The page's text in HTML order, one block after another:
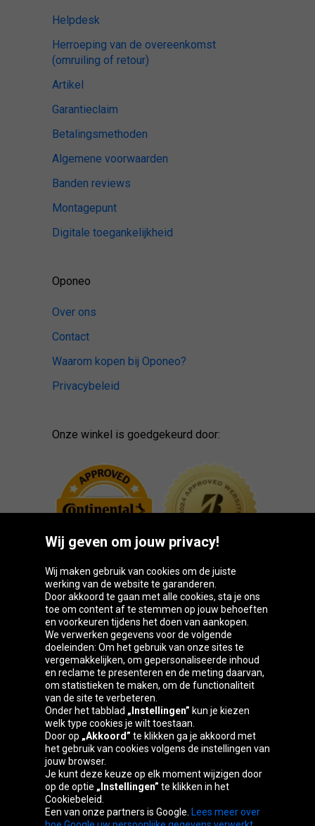
Helpdesk
Herroeping van de overeenkomst
(omruiling of retour)
Artikel
Garantieclaim
Betalingsmethoden
Algemene voorwaarden
Banden reviews
Montagepunt
Digitale toegankelijkheid
Oponeo
Over ons
Contact
Waarom kopen bij Oponeo?
Privacybeleid
Onze winkel is goedgekeurd door:
Oponeo-groep
Česká
republika
Deutschland Éire España
France Italia Magyarország Nederland
Österreich
republika
Kingdom
Wij geven om jouw privacy!
Wij maken gebruik van cookies om de juiste
werking van de website te garanderen.
Door akkoord te gaan met alle cookies, sta je ons
toe om content af te stemmen op jouw behoeften
en voorkeuren tijdens het doen van aankopen.
We verwerken gegevens voor de volgende
doeleinden: Om het gebruik van onze sites te
vergemakkelijken, om gepersonaliseerde inhoud
en reclame te presenteren en de meting daarvan,
om statistieken te maken, om de functionaliteit
van de site te verbeteren.
Onder het tabblad „Instellingen” kun je kiezen
welk type cookies je wilt toestaan.
Door op „Akkoord” te klikken ga je akkoord met
het gebruik van cookies volgens de instellingen van
jouw browser.
Je kunt deze keuze op elk moment wijzigen door
op de optie „Instellingen” te klikken in het
Cookiebeleid.
Een van onze partners is Google. Lees meer over